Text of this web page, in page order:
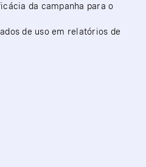
da campanha para o
de uso em relatórios de